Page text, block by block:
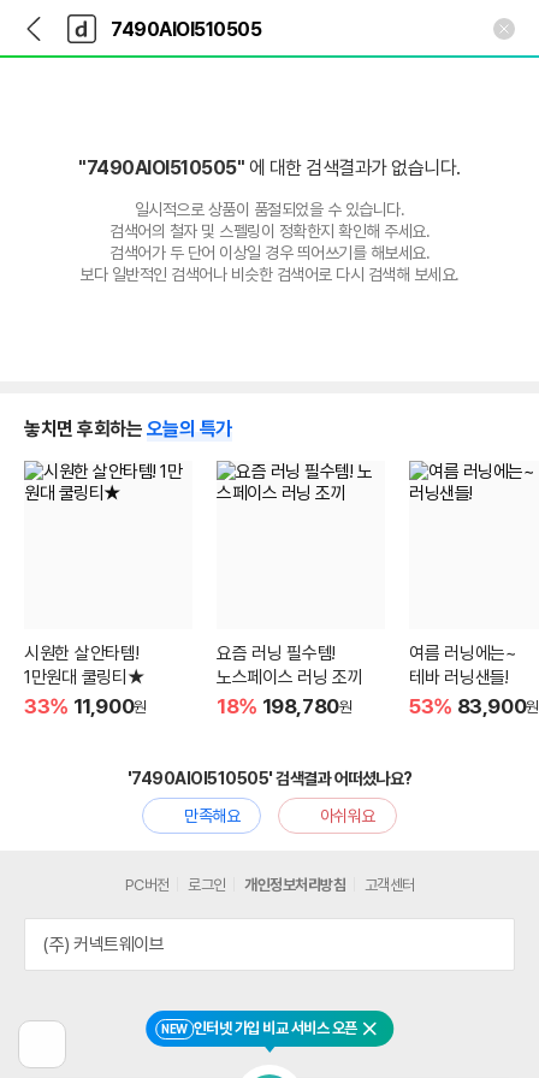
다
나
와
가
다
와
"7490AIOI510505" 에 대한 검색결과가 없습니다.
일시적으로 상품이 품절되었을 수 있습니다.
검색어의 철자 및 스펠링이 정확한지 확인해 주세요.
검색어가 두 단어 이상일 경우 띄어쓰기를 해보세요.
보다 일반적인 검색어나 비슷한 검색어로 다시 검색해 보세요.
놓치면 후회하는 오늘의 특가
시원한 살안타템!
1만원대 쿨링티★
33% 11,900원
요즘 러닝 필수템!
노스페이스 러닝 조끼
18% 198,780원
여름 러닝에는~
테바 러닝샌들!
53% 83,900원
'7490AIOI510505' 검색결과 어떠셨나요?
만족해요
아쉬워요
전
NEW 인터넷 가입 비교 서비스 오픈 닫기
PC버전 로그인 개인정보처리방침 고객센터
(주) 커넥트웨이브